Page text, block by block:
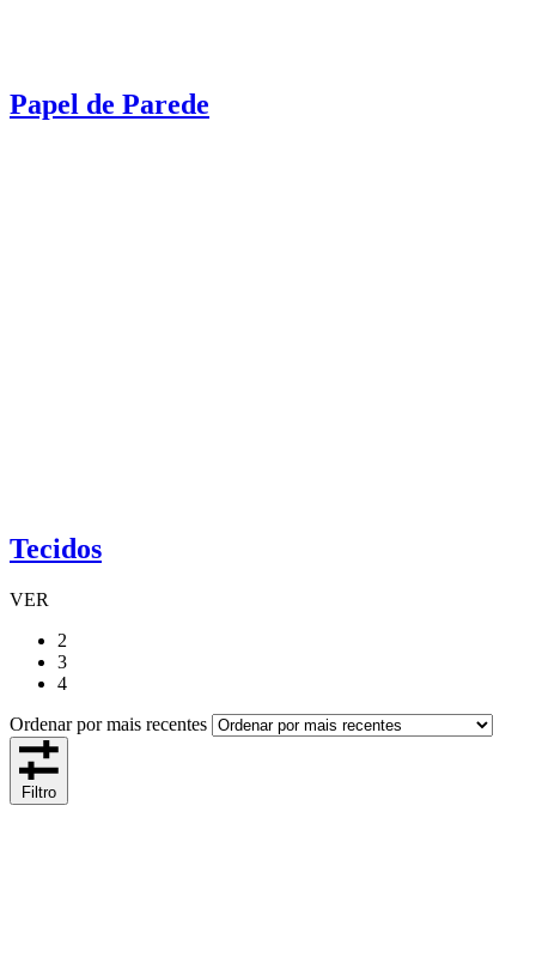
Papel de Parede
Tecidos
VER
2
3
4
Ordenar por mais recentes
Filtro